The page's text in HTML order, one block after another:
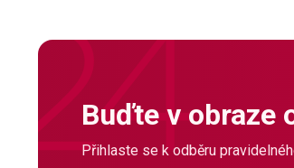
Buďte v obraze
Přihlaste se k odběru